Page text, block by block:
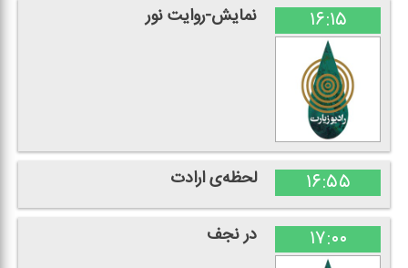
۱۶:۱۵ نمایش-روایت نور
۱۶:۵۵ لحظه‌ی ارادت
۱۷:۰۰ در نجف